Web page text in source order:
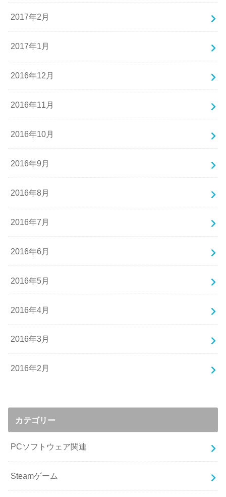
2017年2月
2017年1月
2016年12月
2016年11月
2016年10月
2016年9月
2016年8月
2016年7月
2016年6月
2016年5月
2016年4月
2016年3月
2016年2月
カテゴリー
PCソフトウェア関連
Steamゲーム